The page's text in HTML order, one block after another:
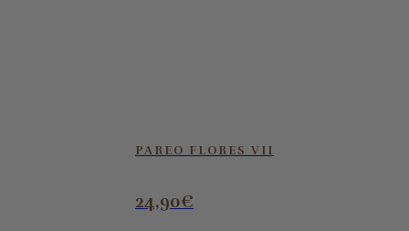
PAREO FLORES VII
24,90€